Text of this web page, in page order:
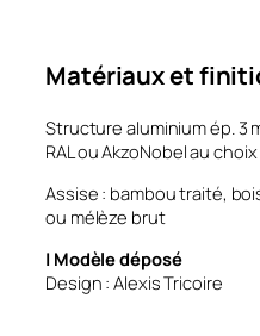
Matériaux et
Structure aluminium ép. 3
RAL ou AkzoNobel au choix
Assise : bambou traité,
ou mélèze brut
| Modèle déposé
Design : Alexis Tricoire